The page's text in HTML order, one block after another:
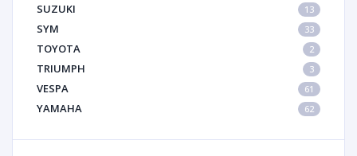
SUZUKI 13
SYM 33
TOYOTA 2
TRIUMPH 3
VESPA 61
YAMAHA 62